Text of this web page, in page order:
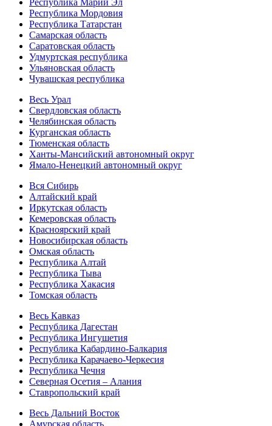
Республика Марий Эл
Республика Мордовия
Республика Татарстан
Самарская область
Саратовская область
Удмуртская республика
Ульяновская область
Чувашская республика
Весь Урал
Свердловская область
Челябинская область
Курганская область
Тюменская область
Ханты-Мансийский автономный округ
Ямало-Ненецкий автономный округ
Вся Сибирь
Алтайский край
Иркутская область
Кемеровская область
Красноярский край
Новосибирская область
Омская область
Республика Алтай
Республика Тыва
Республика Хакасия
Томская область
Весь Кавказ
Республика Дагестан
Республика Ингушетия
Республика Кабардино-Балкария
Республика Карачаево-Черкесия
Республика Чечня
Северная Осетия – Алания
Ставропольский край
Весь Дальний Восток
Амурская область